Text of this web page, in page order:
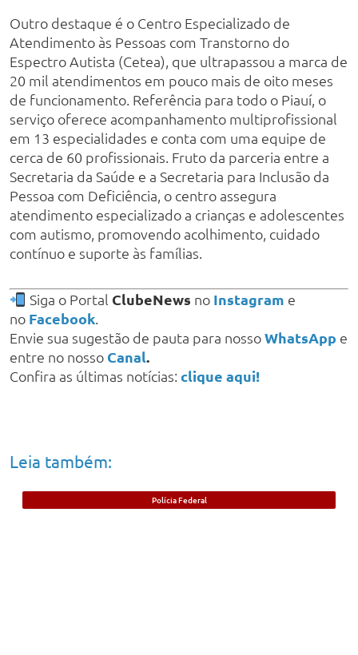
Outro destaque é o Centro Especializado de
Atendimento às Pessoas com Transtorno do
Espectro Autista (Cetea), que ultrapassou a marca de
20 mil atendimentos em pouco mais de oito meses
de funcionamento. Referência para todo o Piauí, o
serviço oferece acompanhamento multiprofissional
em 13 especialidades e conta com uma equipe de
cerca de 60 profissionais. Fruto da parceria entre a
Secretaria da Saúde e a Secretaria para Inclusão da
Pessoa com Deficiência, o centro assegura
atendimento especializado a crianças e adolescentes
com autismo, promovendo acolhimento, cuidado
contínuo e suporte às famílias.
Siga o Portal ClubeNews no Instagram e
no Facebook.
Envie sua sugestão de pauta para nossoWhatsApp e
entre no nosso Canal.
Confira as últimas notícias: clique aqui!
Leia também:
Polícia Federal